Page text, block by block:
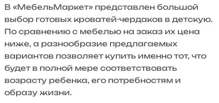
В «МебельМаркет» представлен большой
выбор готовых кроватей-чердаков в детскую.
По сравнению с мебелью на заказ их цена
ниже, а разнообразие предлагаемых
вариантов позволяет купить именно тот, что
будет в полной мере соответствовать
возрасту ребенка, его потребностям и
образу жизни.